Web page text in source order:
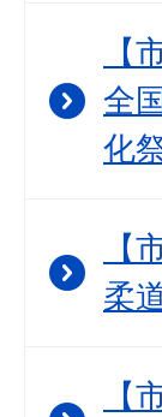
全
化
柔